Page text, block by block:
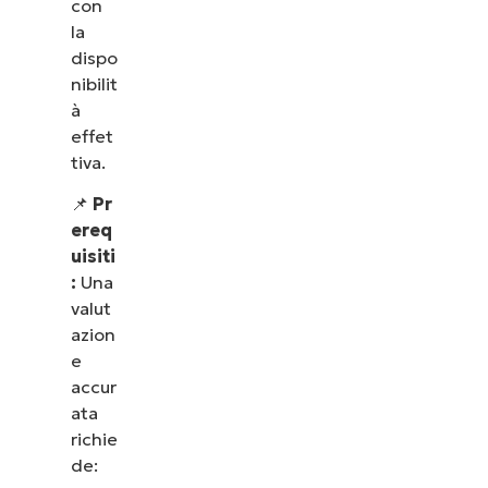
con
la
dispo
nibilit
à
effet
tiva.
📌 Pr
ereq
uisiti
: Una
valut
azion
e
accur
ata
richie
de: